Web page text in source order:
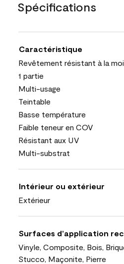
Spécifications
Caractéristique
Revêtement résistant à la
1 partie
Multi-usage
Teintable
Basse température
Faible teneur en COV
Résistant aux UV
Multi-substrat
Intérieur ou extérieur
Extérieur
Surfaces d’application
Vinyle, Composite, Bois,
Stucco, Maçonite, Pierre